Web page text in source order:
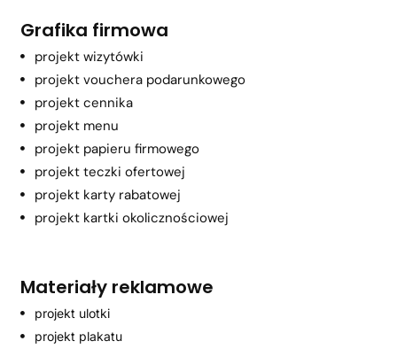
Grafika firmowa
projekt wizytówki
projekt vouchera podarunkowego
projekt cennika
projekt menu
projekt papieru firmowego
projekt teczki ofertowej
projekt karty rabatowej
projekt kartki okolicznościowej
Materiały reklamowe
projekt ulotki
projekt plakatu